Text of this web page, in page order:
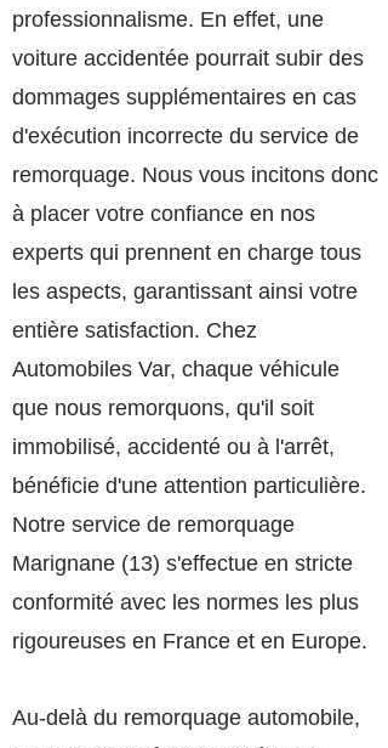
professionnalisme. En effet, une
voiture accidentée pourrait subir des
dommages supplémentaires en cas
d'exécution incorrecte du service de
remorquage. Nous vous incitons donc
à placer votre confiance en nos
experts qui prennent en charge tous
les aspects, garantissant ainsi votre
entière satisfaction. Chez
Automobiles Var, chaque véhicule
que nous remorquons, qu'il soit
immobilisé, accidenté ou à l'arrêt,
bénéficie d'une attention particulière.
Notre service de remorquage
Marignane (13) s'effectue en stricte
conformité avec les normes les plus
rigoureuses en France et en Europe.
Au-delà du remorquage automobile,